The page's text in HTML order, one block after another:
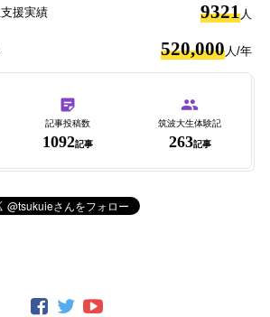
援実績 9321人
520,000人/年
記事投稿数
1092記事
筑波大生体験記
263記事